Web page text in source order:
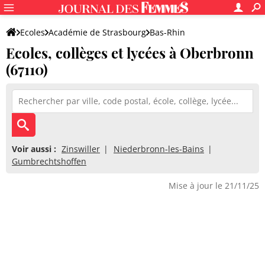
Ecoles Académie de Strasbourg Bas-Rhin
Ecoles, collèges et lycées à Oberbronn
(67110)
Voir aussi : Zinswiller
Niederbronn-les-Bains
Gumbrechtshoffen
Mise à jour le 21/11/25